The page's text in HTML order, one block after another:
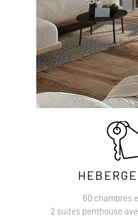
60 chambres
2 suites penthouse